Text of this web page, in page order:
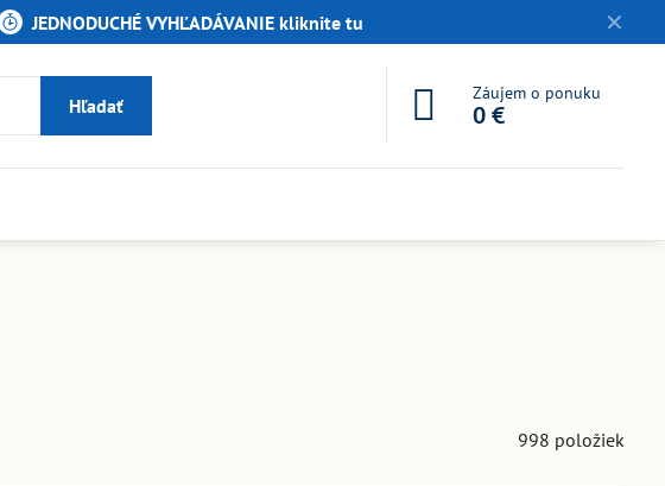
✕
JEDNODUCHÉ VYHĽADÁVANIE kliknite tu
Hľadať
Záujem o ponuku
0 €
998 položiek